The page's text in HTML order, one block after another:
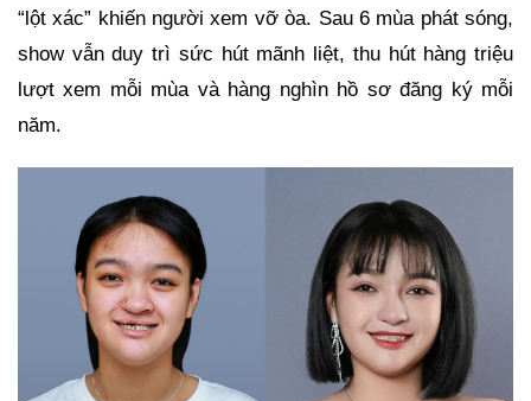
“lột xác” khiến người xem vỡ òa. Sau 6 mùa phát sóng,
show vẫn duy trì sức hút mãnh liệt, thu hút hàng triệu
lượt xem mỗi mùa và hàng nghìn hồ sơ đăng ký mỗi
năm.